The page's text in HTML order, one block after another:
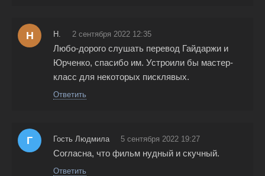
Н Н. 2 сентября 2022 12:35
Любо-дорого слушать перевод Гайдаржи и
Юрченко, спасибо им. Устроили бы мастер-
класс для некоторых писклявых.
Ответить
Г Гость Людмила 5 сентября 2022 19:27
Согласна, что фильм нудный и скучный.
Ответить